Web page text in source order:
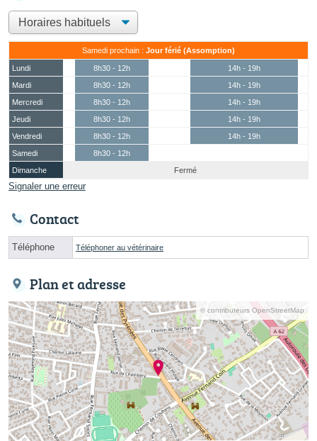
Samedi prochain : Jour férié (Assomption)
Lundi 8h30 - 12h
14h - 19h
Mardi
8h30 - 12h
14h - 19h
Mercredi
8h30 - 12h
14h - 19h
Jeudi
8h30 - 12h
14h - 19h
Vendredi
8h30 - 12h
14h - 19h
Samedi
8h30 - 12h
Dimanche
Fermé
Signaler une erreur
Contact
Téléphone Téléphoner au vétérinaire
Plan et adresse
© contributeurs OpenStreetMap